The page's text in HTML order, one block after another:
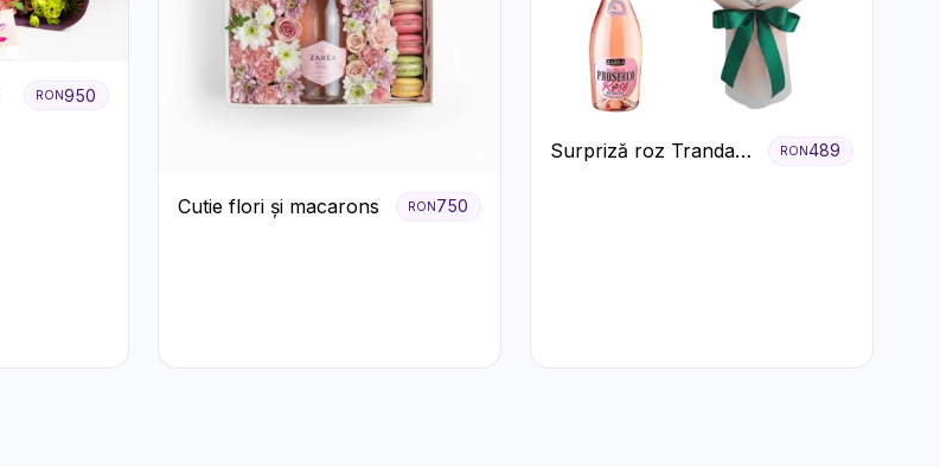
RON950
Cutie flori și macarons RON750
Surpriză roz Trandafiri
RON489